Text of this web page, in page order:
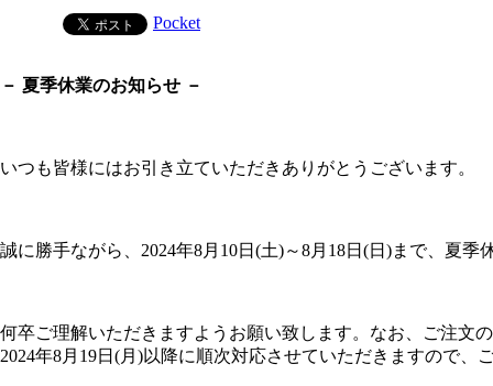
Pocket
－ 夏季休業のお知らせ －
いつも皆様にはお引き立ていただきありがとうございます。
誠に勝手ながら、2024年8月10日(土)～8月18日(日)まで、夏季
何卒ご理解いただきますようお願い致します。なお、ご注文
2024年8月19日(月)以降に順次対応させていただきますので、